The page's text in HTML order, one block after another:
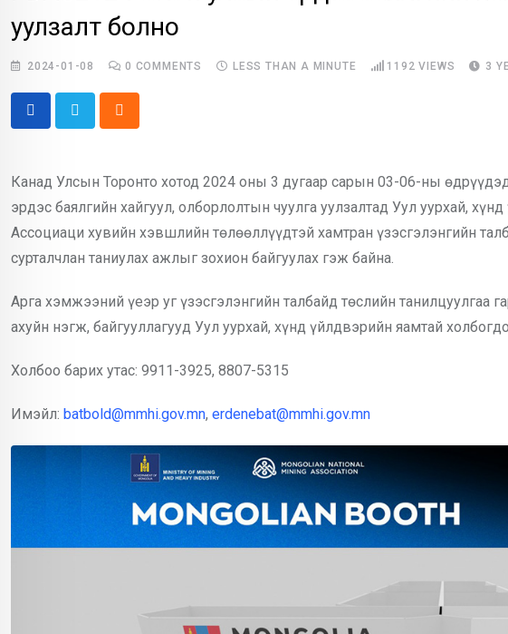
уулзалт болно
2024-01-08 0 COMMENTS LESS THAN A MINUTE 1192 VIEWS 3
Канад Улсын Торонто хотод 2024 оны 3 дугаар сарын 03-06-ны
эрдэс баялгийн хайгуул, олборлолтын чуулга уулзалтад Уул уурхай,
Ассоциаци хувийн хэвшлийн төлөөллүүдтэй хамтран үзэсгэлэнгийн
сурталчлан таниулах ажлыг зохион байгуулах гэж байна.
Арга хэмжээний үеэр уг үзэсгэлэнгийн талбайд төслийн танилцуулгаа
ахуйн нэгж, байгууллагууд Уул уурхай, хүнд үйлдвэрийн яамтай
Холбоо барих утас: 9911-3925, 8807-5315
Имэйл: batbold@mmhi.gov.mn, erdenebat@mmhi.gov.mn